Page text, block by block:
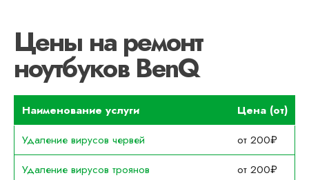
Цены на ремонт
ноутбуков BenQ
Наименование услуги
Цена (от)
Удаление вирусов червей
от 200₽
Удаление вирусов троянов
от 200₽